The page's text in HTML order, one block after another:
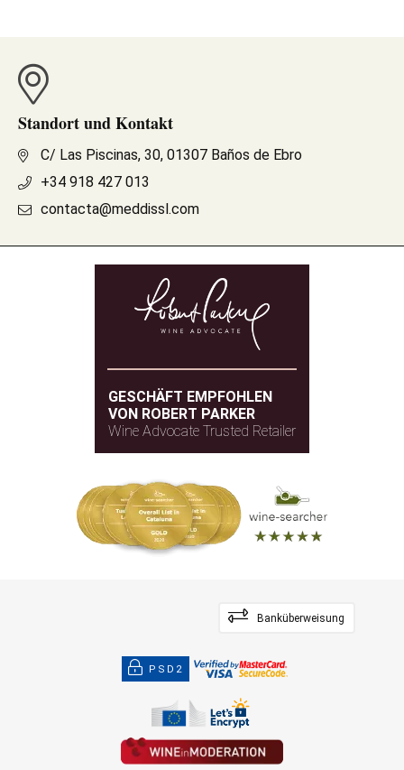
Standort und Kontakt
C/ Las Piscinas, 30, 01307 Baños de Ebro
+34 918 427 013
contacta@meddissl.com
GESCHÄFT EMPFOHLEN
VON ROBERT PARKER
Wine Advocate Trusted Retailer
Banküberweisung
PSD2